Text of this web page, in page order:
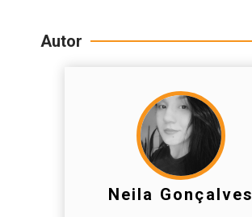
Autor
Neila Gonçalves